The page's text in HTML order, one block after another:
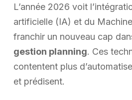
L’année 2026 voit
artificielle (IA) et du
franchir un nouveau cap
gestion planning. Ces
contentent plus
et prédisent.